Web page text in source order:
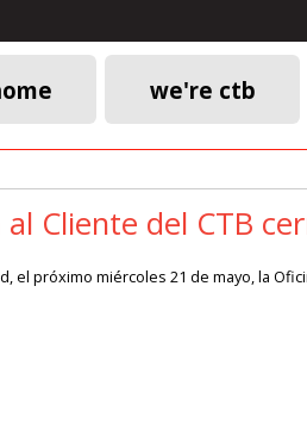
we're ctb
Cliente del CTB
próximo miércoles 21 de mayo, la